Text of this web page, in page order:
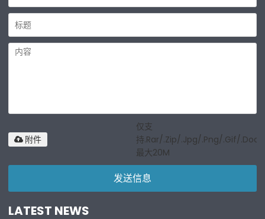
仅支
持.rar/.zip/.jpg/.png/.gif/.doc/
最大20M
附件
发送信息
LATEST NEWS